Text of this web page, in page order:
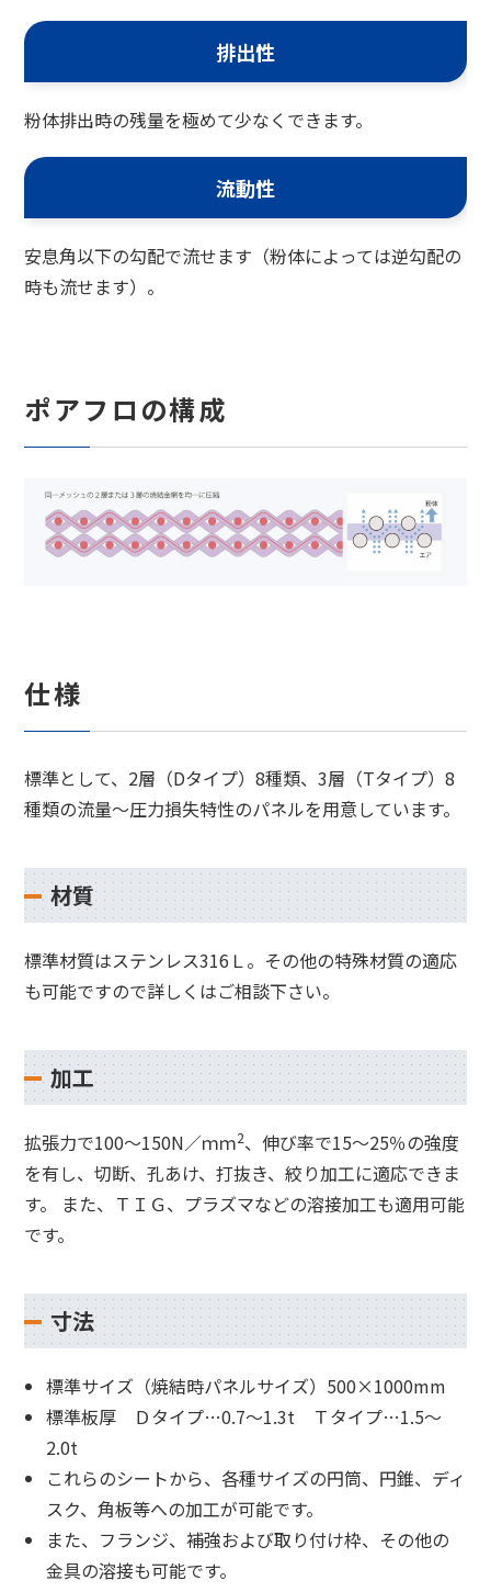
排出性
粉体排出時の残量を極めて少なくできます。
流動性
安息角以下の勾配で流せます（粉体によっては逆勾配の
時も流せます）。
ポアフロの構成
仕様
標準として、2層（Dタイプ）8種類、3層（Tタイプ）8
種類の流量～圧力損失特性のパネルを用意しています。
材質
標準材質はステンレス316Ｌ。その他の特殊材質の適応
も可能ですので詳しくはご相談下さい。
加工
拡張力で100～150N／ｍｍ2、伸び率で15～25％の強度
を有し、切断、孔あけ、打抜き、絞り加工に適応できま
す。 また、ＴＩＧ、プラズマなどの溶接加工も適用可能
です。
寸法
標準サイズ（焼結時パネルサイズ）500×1000mm
標準板厚 Ｄタイプ…0.7～1.3t Ｔタイプ…1.5～
2.0t
これらのシートから、各種サイズの円筒、円錐、ディ
スク、角板等への加工が可能です。
また、フランジ、補強および取り付け枠、その他の
金具の溶接も可能です。